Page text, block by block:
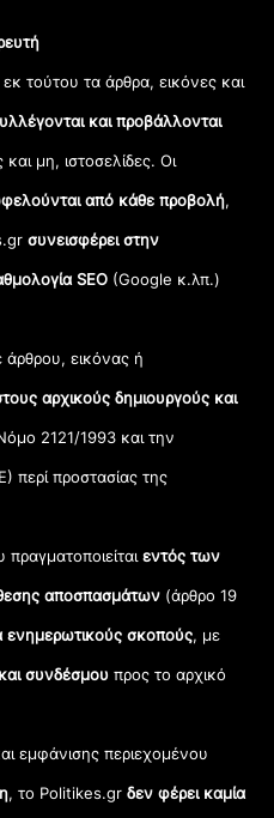
τούτου τα άρθρα, εικόνες και
και προβάλλονται
μη, ιστοσελίδες. Οι
από κάθε προβολή,
συνεισφέρει στην
SEO (Google κ.λπ.)
άρθρου, εικόνας ή
αρχικούς δημιουργούς και
2121/1993 και την
περί προστασίας της
εντός των
αποσπασμάτων (άρθρο 19
ενημερωτικούς σκοπούς, με
συνδέσμου προς το αρχικό
εμφάνισης περιεχομένου
, το Politikes.grδεν φέρει καμία